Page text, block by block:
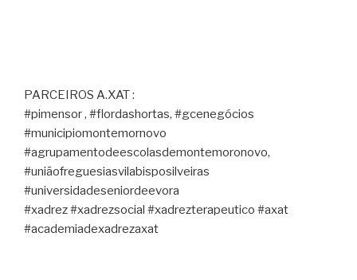
PARCEIROS A.XAT :
#pimensor , #flordashortas, #gcenegócios
#municipiomontemornovo
#agrupamentodeescolasdemontemoronovo,
#uniãofreguesiasvilabisposilveiras
#universidadeseniordeevora
#xadrez #xadrezsocial #xadrezterapeutico #axat
#academiadexadrezaxat